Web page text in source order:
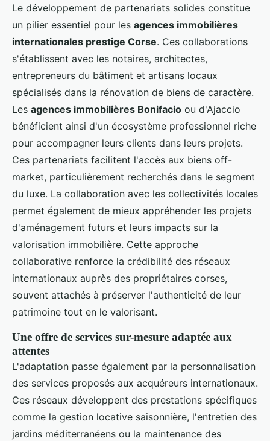
Le développement de partenariats solides constitue
un pilier essentiel pour les agences immobilières
internationales prestige Corse. Ces collaborations
s'établissent avec les notaires, architectes,
entrepreneurs du bâtiment et artisans locaux
spécialisés dans la rénovation de biens de caractère.
Les agences immobilières Bonifacio ou d'Ajaccio
bénéficient ainsi d'un écosystème professionnel riche
pour accompagner leurs clients dans leurs projets.
Ces partenariats facilitent l'accès aux biens off-
market, particulièrement recherchés dans le segment
du luxe. La collaboration avec les collectivités locales
permet également de mieux appréhender les projets
d'aménagement futurs et leurs impacts sur la
valorisation immobilière. Cette approche
collaborative renforce la crédibilité des réseaux
internationaux auprès des propriétaires corses,
souvent attachés à préserver l'authenticité de leur
patrimoine tout en le valorisant.
Une offre de services sur-mesure adaptée aux
attentes
L'adaptation passe également par la personnalisation
des services proposés aux acquéreurs internationaux.
Ces réseaux développent des prestations spécifiques
comme la gestion locative saisonnière, l'entretien des
jardins méditerranéens ou la maintenance des